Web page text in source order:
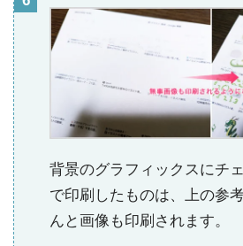
背景のグラフィックスにチ
で印刷したものは、上の参
んと画像も印刷されます。